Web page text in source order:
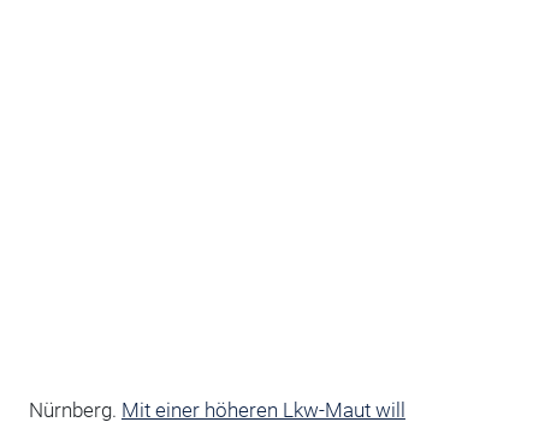
Nürnberg. Mit einer höheren Lkw-Maut will